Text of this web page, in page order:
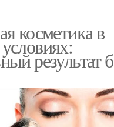
косметика в
результат